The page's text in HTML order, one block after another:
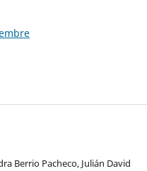
Berrio Pacheco, Julián David